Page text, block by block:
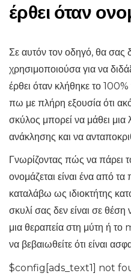
έρθει όταν
Σε αυτόν τον οδηγό, θα σας
χρησιμοποιούσα για να
έρθει όταν κλήθηκε το
πω με πλήρη εξουσία ότι
σκύλος μπορεί να μάθει μια
ανάκλησης και να
Γνωρίζοντας πώς να πάρει
ονομάζεται είναι ένα από
καταλάβω ως ιδιοκτήτης
σκυλί σας δεν είναι σε
μια θεραπεία στη μύτη ή
να βεβαιωθείτε ότι είναι
$config[ads_text1] not